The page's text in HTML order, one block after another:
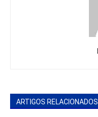
ARTIGOS RELACIONADOS